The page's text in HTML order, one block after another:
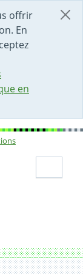
offrir
En
en